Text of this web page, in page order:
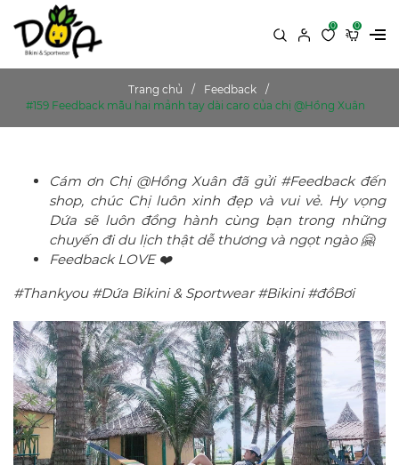
0 0
Trang chủ
Feedback
#159 Feedback mẫu hai mảnh tay dài caro của chị @Hồng Xuân
Cám ơn Chị @Hồng Xuân đã gửi #Feedback đến
shop, chúc Chị luôn xinh đẹp và vui vẻ. Hy vọng
Dứa sẽ luôn đồng hành cùng bạn trong những
chuyến đi du lịch thật dễ thương và ngọt ngào 🤗
Feedback LOVE ❤️
#Thankyou #Dứa Bikini & Sportwear #Bikini #đồBơi